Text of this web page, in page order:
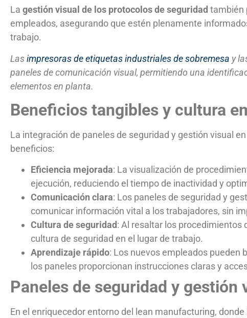
La gestión visual de los protocolos de seguridad también
empleados, asegurando que estén plenamente
trabajo.
Lasimpresoras de etiquetas industriales de sobremesa y
paneles de comunicación visual, permitiendo una
elementos en planta.
Beneficios tangibles y cultura
La integración de paneles de seguridad y gestión visual
beneficios:
Eficiencia mejorada: La visualización de
ejecución, reduciendo el tiempo de inactividad y
Comunicación clara: Los paneles de seguridad y
comunicar información vital a los trabajadores, sin
Cultura de seguridad: Al resaltar los procedimientos
cultura de seguridad en el lugar de trabajo.
Aprendizaje rápido: Los nuevos empleados pueden
los paneles proporcionan instrucciones claras y
Paneles de seguridad y gestión
En el enriquecedor entorno del lean manufacturing,